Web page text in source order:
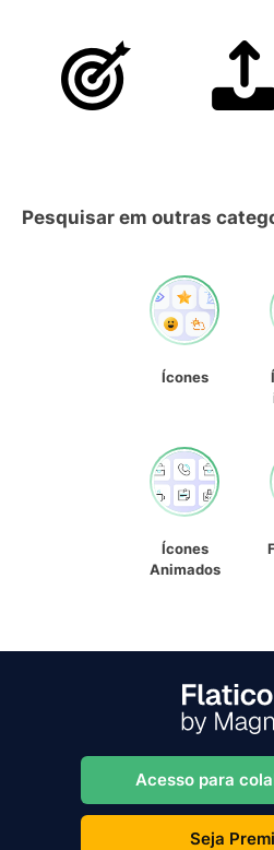
Pesquisar em outras
Ícones
Ícones
Animados
Acesso para
Seja